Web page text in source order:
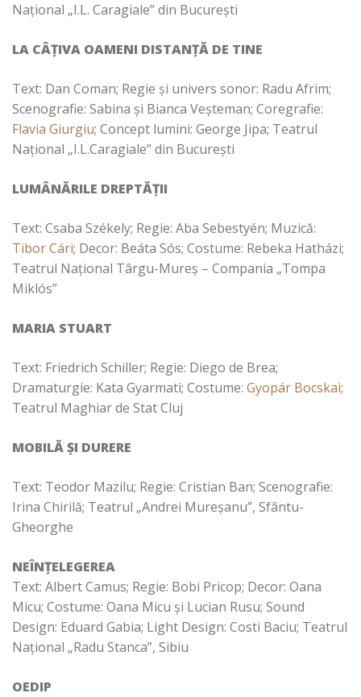
Național „I.L. Caragiale” din București
LA CÂȚIVA OAMENI DISTANȚĂ DE TINE
Text: Dan Coman; Regie și univers sonor: Radu Afrim;
Scenografie: Sabina și Bianca Veșteman; Coregrafie:
Flavia Giurgiu; Concept lumini: George Jipa; Teatrul
Național „I.L.Caragiale” din București
LUMÂNĂRILE DREPTĂȚII
Text: Csaba Székely; Regie: Aba Sebestyén; Muzică:
Tibor Cári; Decor: Beáta Sós; Costume: Rebeka Hatházi;
Teatrul Național Târgu-Mureș – Compania „Tompa
Miklós”
MARIA STUART
Text: Friedrich Schiller; Regie: Diego de Brea;
Dramaturgie: Kata Gyarmati; Costume: Gyopár Bocskai;
Teatrul Maghiar de Stat Cluj
MOBILĂ ȘI DURERE
Text: Teodor Mazilu; Regie: Cristian Ban; Scenografie:
Irina Chirilă; Teatrul „Andrei Mureșanu”, Sfântu-
Gheorghe
NEÎNȚELEGEREA
Text: Albert Camus; Regie: Bobi Pricop; Decor: Oana
Micu; Costume: Oana Micu și Lucian Rusu; Sound
Design: Eduard Gabia; Light Design: Costi Baciu; Teatrul
Național „Radu Stanca”, Sibiu
OEDIP